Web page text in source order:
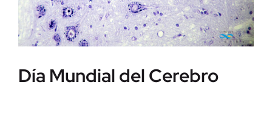
Día Mundial del Cerebro